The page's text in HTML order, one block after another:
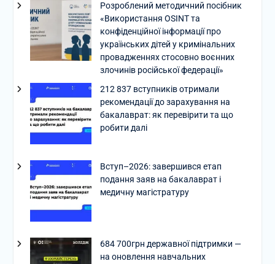
Розроблений методичний посібник
«Використання OSINT та
конфіденційної інформації про
українських дітей у кримінальних
провадженнях стосовно воєнних
злочинів російської федерації»
212 837 вступників отримали
рекомендації до зарахування на
бакалаврат: як перевірити та що
робити далі
Вступ–2026: завершився етап
подання заяв на бакалаврат і
медичну магістратуру
684 700грн державної підтримки —
на оновлення навчальних